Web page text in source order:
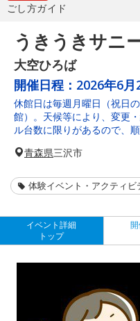
ごし方ガイド
うきうきサニ
大空ひろば
開催日程： 2026年6
休館日は毎週月曜日（祝日
館）。天候等により、変更
ル台数に限りがあるので、
青森県三沢市
体験イベント・アクティビ
イベント詳細
トップ